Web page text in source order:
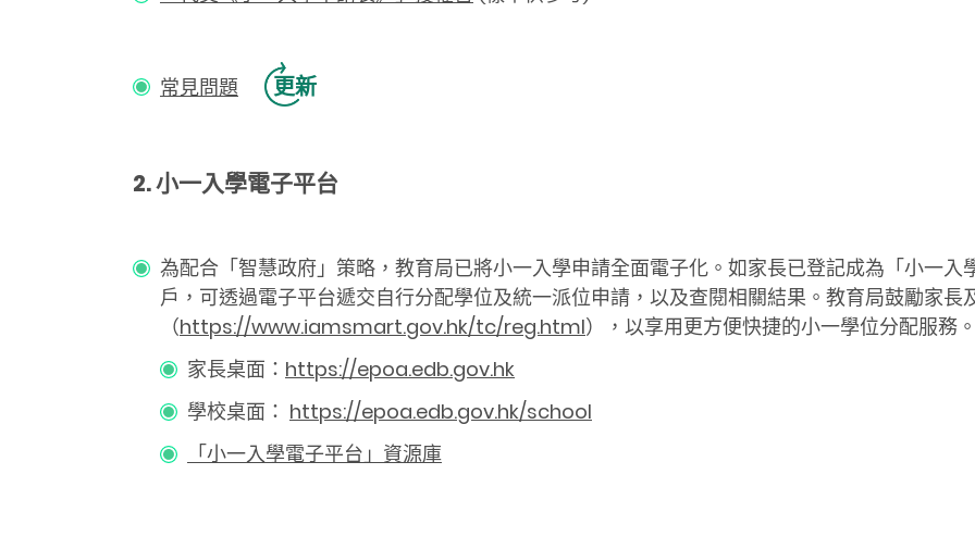
常見問題 更新
2. 小一入學電子平台
為配合「智慧政府」策略，教育局已將小一入學申請全面電子化。如家長已登記成為「小一
戶，可透過電子平台遞交自行分配學位及統一派位申請，以及查閱相關結果。教育局鼓勵家長
（https://www.iamsmart.gov.hk/tc/reg.html），以享用更方便快捷的小一學位分配服務
家長桌面： https://epoa.edb.gov.hk
學校桌面： https://epoa.edb.gov.hk/school
「小一入學電子平台」 資源庫